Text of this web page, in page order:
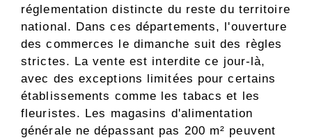
réglementation distincte du reste du territoire
national. Dans ces départements, l'ouverture
des commerces le dimanche suit des règles
strictes. La vente est interdite ce jour-là,
avec des exceptions limitées pour certains
établissements comme les tabacs et les
fleuristes. Les magasins d'alimentation
générale ne dépassant pas 200 m² peuvent